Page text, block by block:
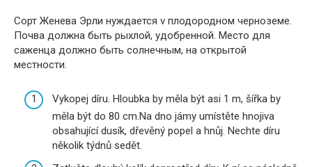
Сорт Женева Эрли нуждается v плодородном черноземе.
Почва должна быть рыхлой, удобренной. Место для
саженца должно быть солнечным, на открытой
местности.
Vykopej díru. Hloubka by měla být asi 1 m, šířka by
měla být do 80 cm.Na dno jámy umístěte hnojiva
obsahující dusík, dřevěný popel a hnůj. Nechte díru
několik týdnů sedět.